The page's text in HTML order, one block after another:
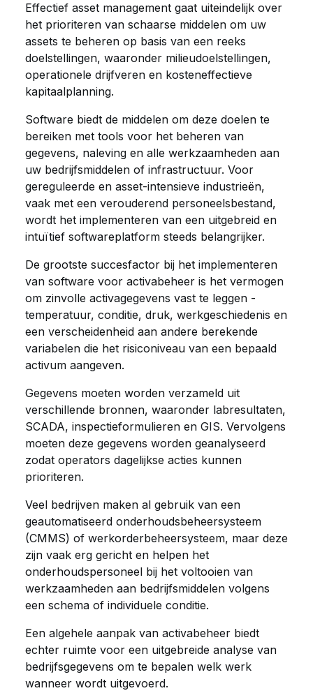
Effectief asset management gaat uiteindelijk over
het prioriteren van schaarse middelen om uw
assets te beheren op basis van een reeks
doelstellingen, waaronder milieudoelstellingen,
operationele drijfveren en kosteneffectieve
kapitaalplanning.
Software biedt de middelen om deze doelen te
bereiken met tools voor het beheren van
gegevens, naleving en alle werkzaamheden aan
uw bedrijfsmiddelen of infrastructuur. Voor
gereguleerde en asset-intensieve industrieën,
vaak met een verouderend personeelsbestand,
wordt het implementeren van een uitgebreid en
intuïtief softwareplatform steeds belangrijker.
De grootste succesfactor bij het implementeren
van software voor activabeheer is het vermogen
om zinvolle activagegevens vast te leggen -
temperatuur, conditie, druk, werkgeschiedenis en
een verscheidenheid aan andere berekende
variabelen die het risiconiveau van een bepaald
activum aangeven.
Gegevens moeten worden verzameld uit
verschillende bronnen, waaronder labresultaten,
SCADA, inspectieformulieren en GIS. Vervolgens
moeten deze gegevens worden geanalyseerd
zodat operators dagelijkse acties kunnen
prioriteren.
Veel bedrijven maken al gebruik van een
geautomatiseerd onderhoudsbeheersysteem
(CMMS) of werkorderbeheersysteem, maar deze
zijn vaak erg gericht en helpen het
onderhoudspersoneel bij het voltooien van
werkzaamheden aan bedrijfsmiddelen volgens
een schema of individuele conditie.
Een algehele aanpak van activabeheer biedt
echter ruimte voor een uitgebreide analyse van
bedrijfsgegevens om te bepalen welk werk
wanneer wordt uitgevoerd.